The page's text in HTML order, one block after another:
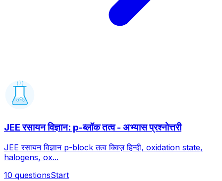
JEE रसायन विज्ञान: p-ब्लॉक तत्व - अभ्यास प्रश्नोत्तरी
JEE रसायन विज्ञान p-block तत्व क्विज़ हिन्दी, oxidation state,
halogens, ox...
10 questionsStart